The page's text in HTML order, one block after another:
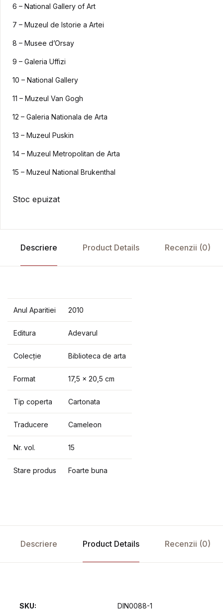
6 – National Gallery of Art
7 – Muzeul de Istorie a Artei
8 – Musee d’Orsay
9 – Galeria Uffizi
10 – National Gallery
11 – Muzeul Van Gogh
12 – Galeria Nationala de Arta
13 – Muzeul Puskin
14 – Muzeul Metropolitan de Arta
15 – Muzeul National Brukenthal
Stoc epuizat
Descriere Product Details Recenzii (0)
Anul Aparitiei 2010
Editura Adevarul
Colecție Biblioteca de arta
Format 17,5 x 20,5 cm
Tip coperta Cartonata
Traducere Cameleon
Nr. vol. 15
Stare produs Foarte buna
Descriere Product Details Recenzii (0)
SKU: DIN0088-1